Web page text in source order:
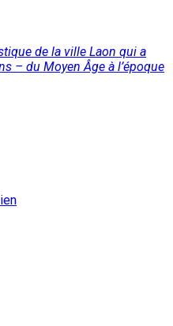
de la ville Laon qui a
– du Moyen Âge à l’époque